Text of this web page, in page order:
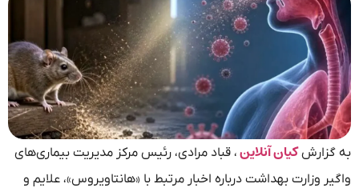
به گزارشکیان آنلاین ، قباد مرادی، رئیس مرکز مدیریت بیماری‌های
واگیر وزارت بهداشت درباره اخبار مرتبط با «هانتاویروس»، علایم و